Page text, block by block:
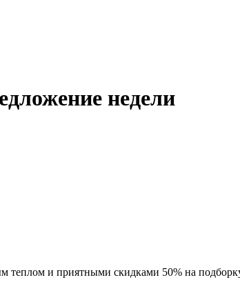
недели
теплом и приятными скидками 50% на